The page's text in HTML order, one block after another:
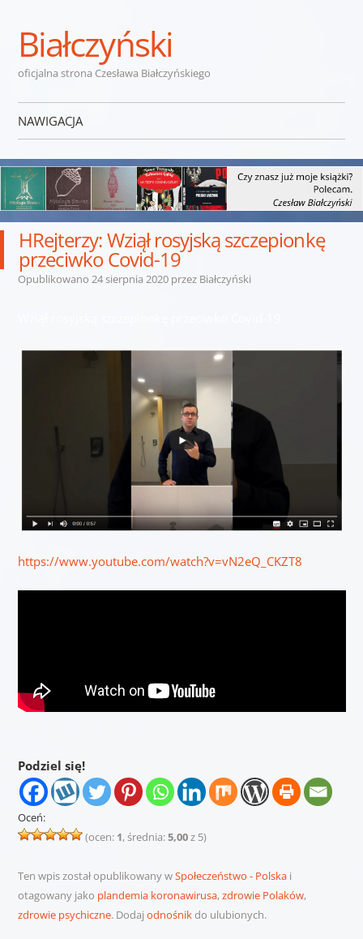
Białczyński
oficjalna strona Czesława Białczyńskiego
NAWIGACJA
HRejterzy: Wziął rosyjską szczepionkę
przeciwko Covid-19
Opublikowano 24 sierpnia 2020przez Białczyński
https://www.youtube.com/watch?v=vN2eQ_CKZT8
Podziel się!
Oceń:
(ocen: 1, średnia:5,00z 5)
Ten wpis został opublikowany wSpołeczeństwo - Polskai
otagowany jako plandemia koronawirusa,zdrowie Polaków,
zdrowie psychiczne. Dodaj odnośnikdo ulubionych.